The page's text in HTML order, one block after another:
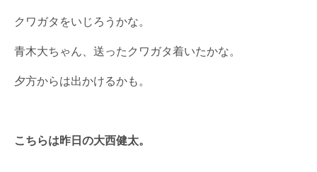
クワガタをいじろうかな。
青木大ちゃん、送ったクワガタ着いたかな。
夕方からは出かけるかも。
こちらは昨日の大西健太。